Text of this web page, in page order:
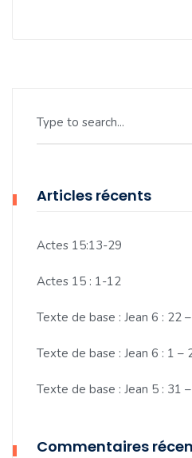
Type to search...
Articles récents
Actes 15:13-29
Actes 15 : 1-12
Texte de base : Jean 6 : 22
Texte de base : Jean 6 : 1 –
Texte de base : Jean 5 : 31
Commentaires